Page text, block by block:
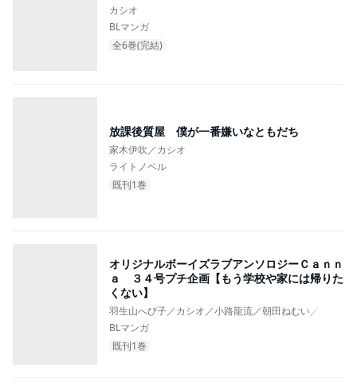
カシオ
BLマンガ
全6巻(完結)
放課後質屋 僕が一番嫌いなともだち
家木伊吹／カシオ
ライトノベル
既刊1巻
オリジナルボーイズラブアンソロジーＣａｎｎ
ａ ３４号プチ企画【もう学校や家には帰りた
くない】
羽生山へび子／カシオ／小路龍流／朝田ねむい／海野サチ
BLマンガ
既刊1巻